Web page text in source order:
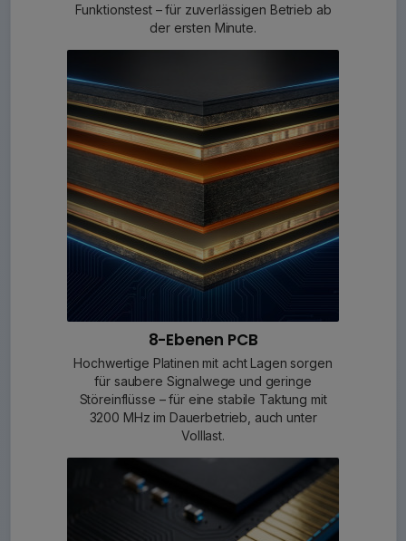
Funktionstest – für zuverlässigen Betrieb ab
der ersten Minute.
8-Ebenen PCB
Hochwertige Platinen mit acht Lagen sorgen
für saubere Signalwege und geringe
Störeinflüsse – für eine stabile Taktung mit
3200 MHz im Dauerbetrieb, auch unter
Volllast.